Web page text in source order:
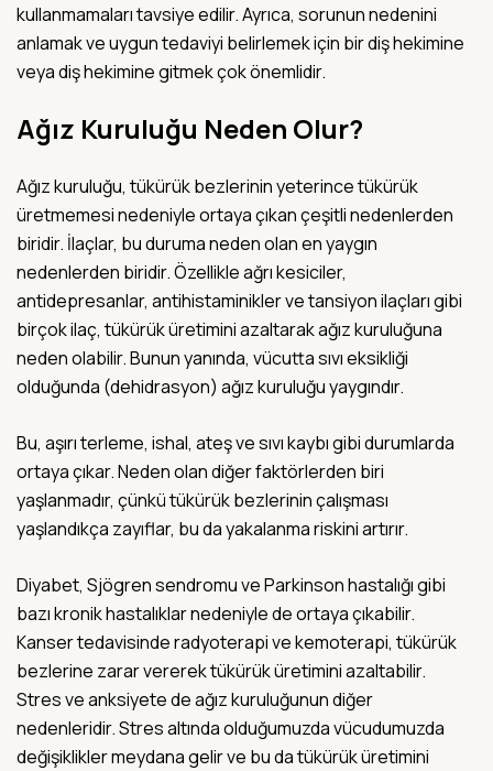
kullanmamaları tavsiye edilir. Ayrıca, sorunun nedenini
anlamak ve uygun tedaviyi belirlemek için bir diş hekimine
veya diş hekimine gitmek çok önemlidir.
Ağız Kuruluğu Neden Olur?
Ağız kuruluğu, tükürük bezlerinin yeterince tükürük
üretmemesi nedeniyle ortaya çıkan çeşitli nedenlerden
biridir. İlaçlar, bu duruma neden olan en yaygın
nedenlerden biridir. Özellikle ağrı kesiciler,
antidepresanlar, antihistaminikler ve tansiyon ilaçları gibi
birçok ilaç, tükürük üretimini azaltarak ağız kuruluğuna
neden olabilir. Bunun yanında, vücutta sıvı eksikliği
olduğunda (dehidrasyon) ağız kuruluğu yaygındır.
Bu, aşırı terleme, ishal, ateş ve sıvı kaybı gibi durumlarda
ortaya çıkar. Neden olan diğer faktörlerden biri
yaşlanmadır, çünkü tükürük bezlerinin çalışması
yaşlandıkça zayıflar, bu da yakalanma riskini artırır.
Diyabet, Sjögren sendromu ve Parkinson hastalığı gibi
bazı kronik hastalıklar nedeniyle de ortaya çıkabilir.
Kanser tedavisinde radyoterapi ve kemoterapi, tükürük
bezlerine zarar vererek tükürük üretimini azaltabilir.
Stres ve anksiyete de ağız kuruluğunun diğer
nedenleridir. Stres altında olduğumuzda vücudumuzda
değişiklikler meydana gelir ve bu da tükürük üretimini